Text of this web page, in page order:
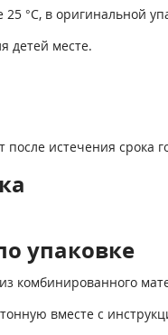
°С, в оригинальной
детей месте.
истечения срока
упаковке
комбинированного
вместе с